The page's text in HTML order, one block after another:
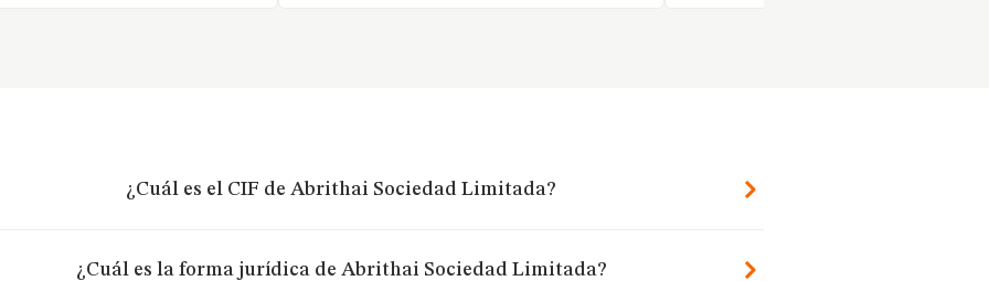
¿Cuál es el CIF de Abrithai Sociedad Limitada?
¿Cuál es la forma jurídica de Abrithai Sociedad Limitada?